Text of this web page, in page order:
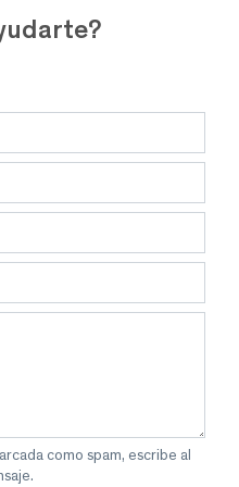
como spam, escribe al